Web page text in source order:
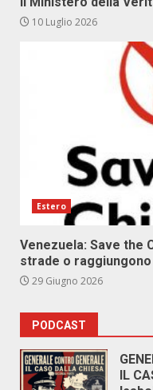
10 Luglio 2026
Estero
Venezuela: Save the
strade o
29 Giugno 2026
PODCAST
IL